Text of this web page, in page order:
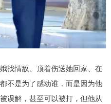
情敌、顶着伤送她回家、在
不是为了感动谁，而是因为他
误解，甚至可以被打，但他从